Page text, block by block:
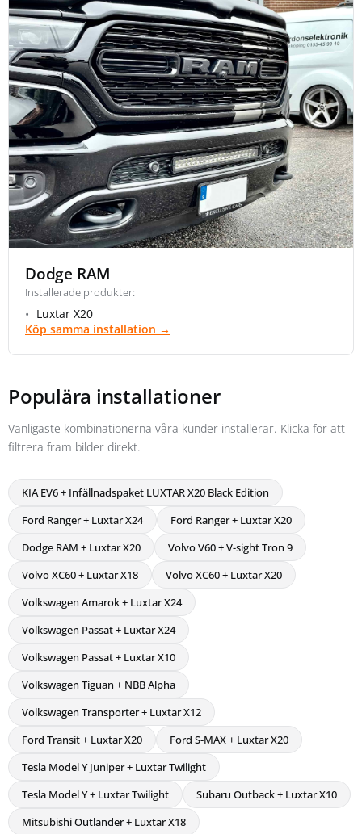
Dodge RAM
Installerade produkter:
Luxtar X20
Köp samma installation →
Populära installationer
Vanligaste kombinationerna våra kunder installerar. Klicka för att
filtrera fram bilder direkt.
KIA EV6 + Infällnadspaket LUXTAR X20 Black Edition
Ford Ranger + Luxtar X24
Ford Ranger + Luxtar X20
Dodge RAM + Luxtar X20
Volvo V60 + V-sight Tron 9
Volvo XC60 + Luxtar X18
Volvo XC60 + Luxtar X20
Volkswagen Amarok + Luxtar X24
Volkswagen Passat + Luxtar X24
Volkswagen Passat + Luxtar X10
Volkswagen Tiguan + NBB Alpha
Volkswagen Transporter + Luxtar X12
Ford Transit + Luxtar X20
Ford S-MAX + Luxtar X20
Tesla Model Y Juniper + Luxtar Twilight
Tesla Model Y + Luxtar Twilight
Subaru Outback + Luxtar X10
Mitsubishi Outlander + Luxtar X18